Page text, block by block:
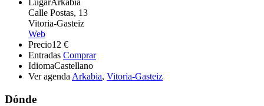
LugarArkabia
Calle Postas, 13
Vitoria-Gasteiz
Web
Precio12 €
Entradas Comprar
IdiomaCastellano
Ver agenda Arkabia, Vitoria-Gasteiz
Dónde